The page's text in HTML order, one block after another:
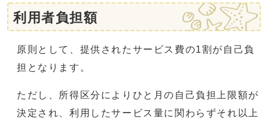
利用者負担額
原則として、提供されたサービス費の1割が自己負
担となります。
ただし、所得区分によりひと月の自己負担上限額が
決定され、利用したサービス量に関わらずそれ以上